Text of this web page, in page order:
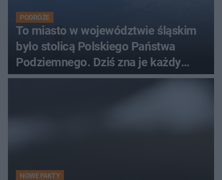
PODRÓŻE
To miasto w województwie śląskim
było stolicą Polskiego Państwa
Podziemnego. Dziś zna je każdy
pielgrzym
NOWE FAKTY